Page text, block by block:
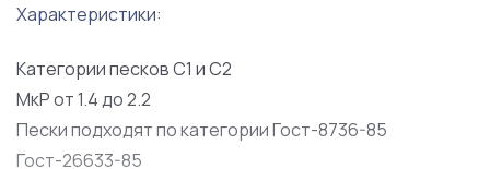
Характеристики:
Категории песков С1 и С2
МкР от 1.4 до 2.2
Пески подходят по категории Гост-8736-85
Гост-26633-85